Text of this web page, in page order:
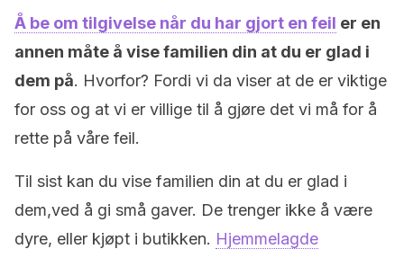
Å be om tilgivelse når du har gjort en feil er en
annen måte å vise familien din at du er glad i
dem på. Hvorfor? Fordi vi da viser at de er viktige
for oss og at vi er villige til å gjøre det vi må for å
rette på våre feil.
Til sist kan du vise familien din at du er glad i
dem,ved å gi små gaver. De trenger ikke å være
dyre, eller kjøpt i butikken. Hjemmelagde